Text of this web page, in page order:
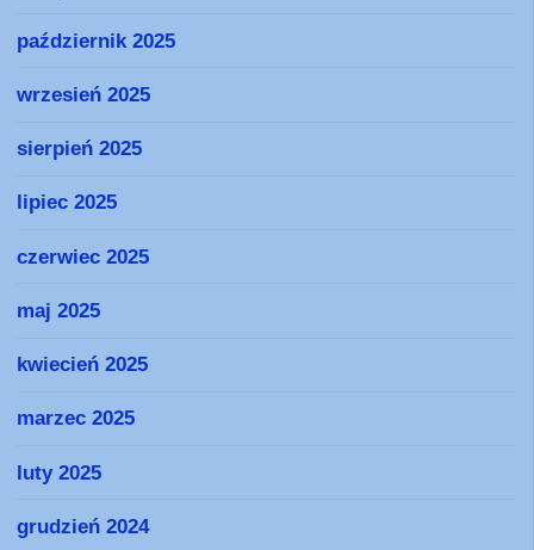
październik 2025
wrzesień 2025
sierpień 2025
lipiec 2025
czerwiec 2025
maj 2025
kwiecień 2025
marzec 2025
luty 2025
grudzień 2024